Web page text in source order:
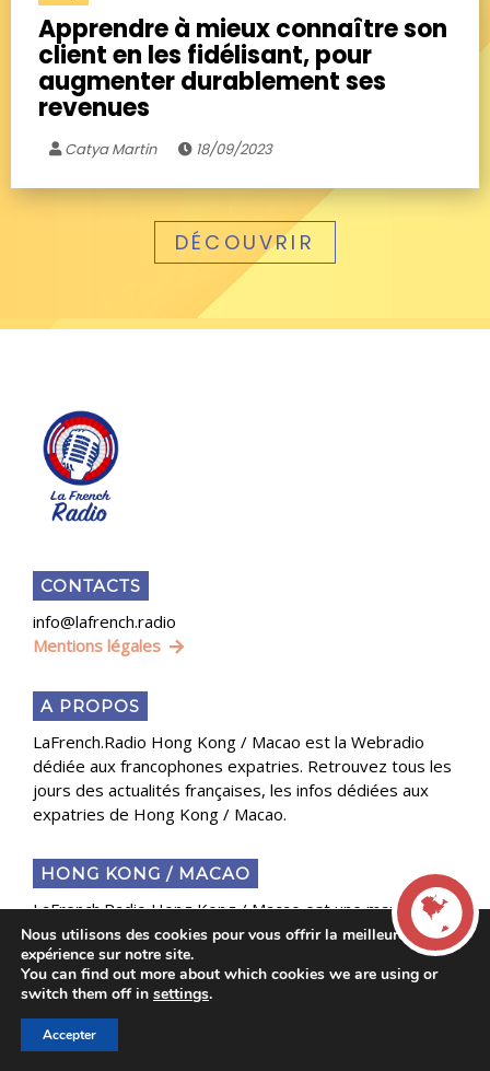
Apprendre à mieux connaître son
client en les fidélisant, pour
augmenter durablement ses
revenues
Catya Martin 18/09/2023
DÉCOUVRIR
CONTACTS
info@lafrench.radio
Mentions légales
A PROPOS
LaFrench.Radio Hong Kong / Macao est la Webradio
dédiée aux francophones expatries. Retrouvez tous les
jours des actualités françaises, les infos dédiées aux
expatries de Hong Kong / Macao.
HONG KONG / MACAO
LaFrench.Radio Hong Kong / Macao est une marque
développée par Version française limited
LAFRENCH.RADIO
Version française limited, LLC based at Sik King House
12/F, 9 Moreton Terrace Causeway Bay, Hong-Kong
LIVE
Nous utilisons des cookies pour vous offrir la meilleure
expérience sur notre site.
You can find out more about which cookies we are using or
switch them off in settings.
Accepter